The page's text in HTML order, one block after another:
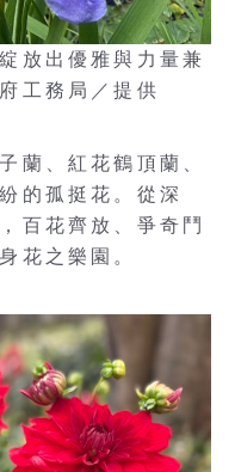
放出優雅與力量兼
工務局／提供
蘭、紅花鶴頂蘭、
的孤挺花。從深
百花齊放、爭奇鬥
花之樂園。